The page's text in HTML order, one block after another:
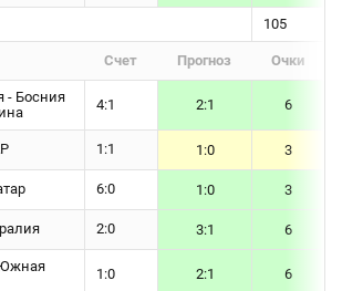
105
Счет Прогноз Очки
- Босния
4:1 2:1 6
1:1 1:0 3
6:0 1:0 3
2:0 3:1 6
1:0 2:1 6